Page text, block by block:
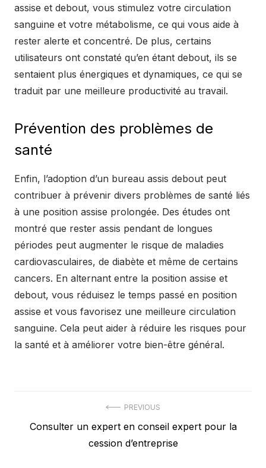
assise et debout, vous stimulez votre circulation
sanguine et votre métabolisme, ce qui vous aide à
rester alerte et concentré. De plus, certains
utilisateurs ont constaté qu’en étant debout, ils se
sentaient plus énergiques et dynamiques, ce qui se
traduit par une meilleure productivité au travail.
Prévention des problèmes de
santé
Enfin, l’adoption d’un bureau assis debout peut
contribuer à prévenir divers problèmes de santé liés
à une position assise prolongée. Des études ont
montré que rester assis pendant de longues
périodes peut augmenter le risque de maladies
cardiovasculaires, de diabète et même de certains
cancers. En alternant entre la position assise et
debout, vous réduisez le temps passé en position
assise et vous favorisez une meilleure circulation
sanguine. Cela peut aider à réduire les risques pour
la santé et à améliorer votre bien-être général.
navigation
PREVIOUS
Previous
Consulter un expert en conseil expert pour la
cession d’entreprise